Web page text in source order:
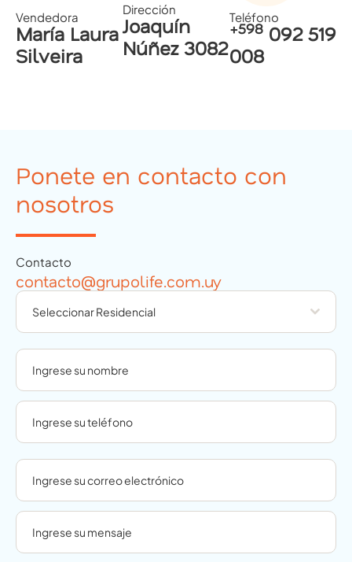
Vendedora
María Laura
Silveira
Dirección
Joaquín
Núñez 3082
Teléfono
+598 092 519
008
Ponete en contacto con
nosotros
Contacto
contacto@grupolife.com.uy
Seleccionar Residencial